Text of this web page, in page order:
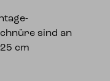
sind an
cm